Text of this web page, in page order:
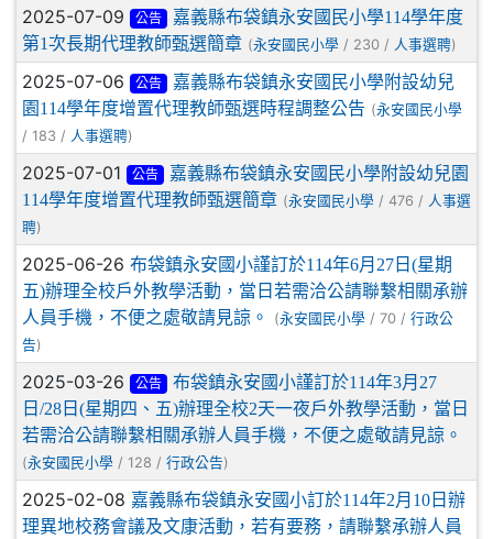
2025-07-09 公告
嘉義縣布袋鎮永安國民小學114學年度
第1次長期代理教師甄選簡章 (永安國民小學 / 230 / 人事選聘)
2025-07-06 公告
嘉義縣布袋鎮永安國民小學附設幼兒
園114學年度增置代理教師甄選時程調整公告 (永安國民小學
/ 183 / 人事選聘)
2025-07-01 公告
嘉義縣布袋鎮永安國民小學附設幼兒園
114學年度增置代理教師甄選簡章 (永安國民小學 / 476 / 人事選
聘)
2025-06-26 布袋鎮永安國小謹訂於114年6月27日(星期
五)辦理全校戶外教學活動，當日若需洽公請聯繫相關承辦
人員手機，不便之處敬請見諒。
(永安國民小學 / 70 / 行政公
告)
2025-03-26 公告
布袋鎮永安國小謹訂於114年3月27
日/28日(星期四、五)辦理全校2天一夜戶外教學活動，當日
若需洽公請聯繫相關承辦人員手機，不便之處敬請見諒。
(永安國民小學 / 128 / 行政公告)
2025-02-08 嘉義縣布袋鎮永安國小訂於114年2月10日辦
理異地校務會議及文康活動，若有要務，請聯繫承辦人員